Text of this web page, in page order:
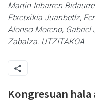
Martin Iribarren
Etxetxikia Juanbetlz,
Alonso Moreno, Gabriel
Zabalza. UTZITAKOA
Kongresuan hala